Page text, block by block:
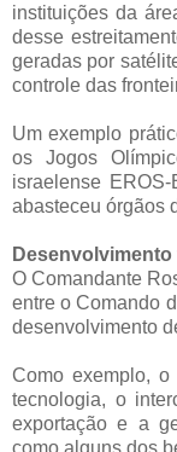
instituições da
desse
geradas por
controle das
Um exemplo
os Jogos
israelense
abasteceu órgãos
O Comandante
entre o Comando
desenvolvimento
Como exemplo, o
tecnologia, o
exportação e a
como alguns dos